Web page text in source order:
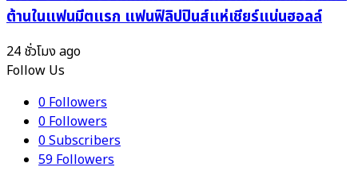
ต้านในแฟนมีตแรก แฟนฟิลิปปินส์แห่เชียร์แน่นฮอลล์
24 ชั่วโมง ago
Follow Us
0Followers
0Followers
0Subscribers
59Followers